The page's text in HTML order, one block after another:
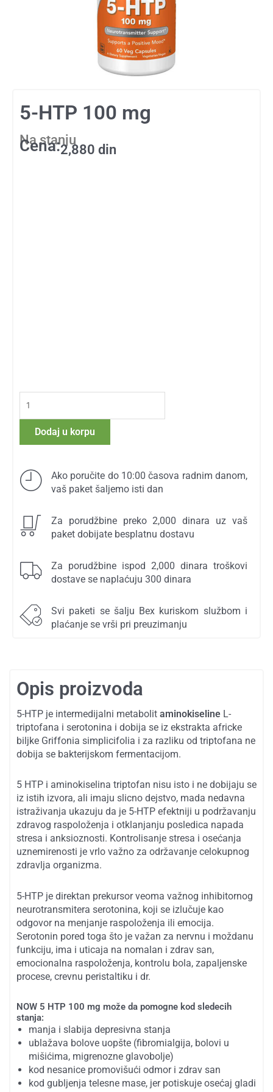
5-HTP 100 mg
Na stanju
Cena:2,880 din
HTP
Dodaj u korpu
Ako poručite do 10:00 časova radnim danom,
vaš paket šaljemo isti dan
Za porudžbine preko 2,000 dinara uz vaš
paket dobijate besplatnu dostavu
Za porudžbine ispod 2,000 dinara troškovi
dostave se naplaćuju 300 dinara
Svi paketi se šalju Bex kuriskom službom i
plaćanje se vrši pri preuzimanju
Opis proizvoda
5-HTP je intermedijalni metabolit aminokiseline L-
triptofana i serotonina i dobija se iz ekstrakta africke
biljke Griffonia simplicifolia i za razliku od triptofana ne
dobija se bakterijskom fermentacijom.
5 HTP i aminokiselina triptofan nisu isto i ne dobijaju se
iz istih izvora, ali imaju slicno dejstvo, mada nedavna
istraživanja ukazuju da je 5-HTP efektniji u podržavanju
zdravog raspoloženja i otklanjanju posledica napada
stresa i anksioznosti. Kontrolisanje stresa i osećanja
uznemirenosti je vrlo važno za održavanje celokupnog
zdravlja organizma.
5-HTP je direktan prekursor veoma važnog inhibitornog
neurotransmitera serotonina, koji se izlučuje kao
odgovor na menjanje raspoloženja ili emocija.
Serotonin pored toga što je važan za nervnu i moždanu
funkciju, ima i uticaja na nomalan i zdrav san,
emocionalna raspoloženja, kontrolu bola, zapaljenske
procese, crevnu peristaltiku i dr.
NOW 5 HTP 100 mg može da pomogne kod sledecih
stanja:
manja i slabija depresivna stanja
ublažava bolove uopšte (fibromialgija, bolovi u
mišićima, migrenozne glavobolje)
kod nesanice promovišući odmor i zdrav san
kod gubljenja telesne mase, jer potiskuje osećaj gladi